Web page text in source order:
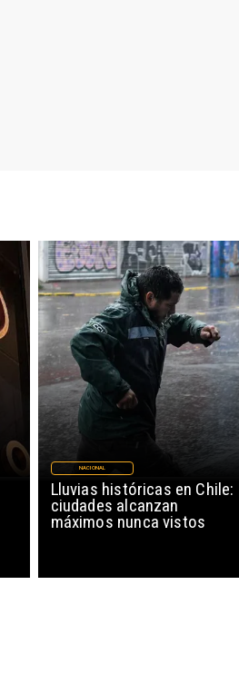
Lluvias históricas en Chile:
ciudades alcanzan
máximos nunca vistos
NACIONAL